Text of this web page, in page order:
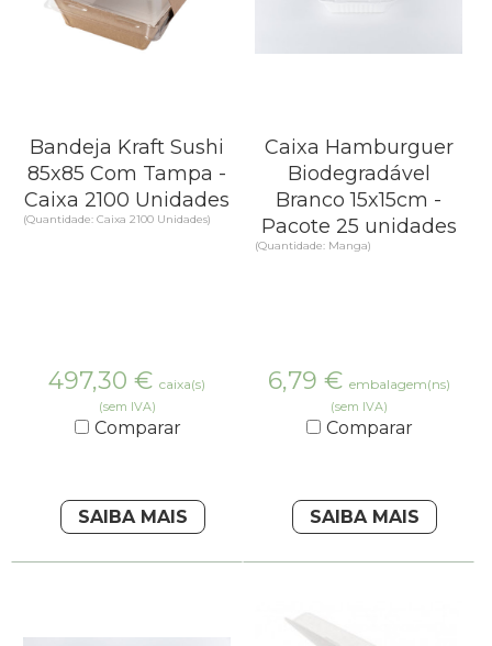
Bandeja Kraft Sushi
85x85 Com Tampa -
Caixa 2100 Unidades
(Quantidade: Caixa 2100 Unidades)
497,30 € caixa(s)
(sem IVA)
Comparar
SAIBA MAIS
Caixa Hamburguer
Biodegradável
Branco 15x15cm -
Pacote 25 unidades
(Quantidade: Manga)
6,79 € embalagem(ns)
(sem IVA)
Comparar
SAIBA MAIS